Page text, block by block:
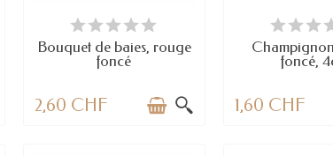
EN STOCK
Bouquet de baies, rouge
foncé
2,60 CHF
EN STOCK
foncé,
1,60 CHF